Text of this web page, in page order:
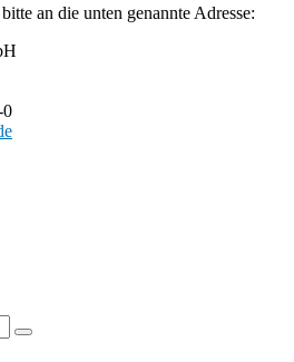
an die unten genannte Adresse:
0